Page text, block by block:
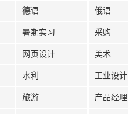
德语 俄语
暑期实习 采购
网页设计 美术
水利 工业设计
旅游 产品经理